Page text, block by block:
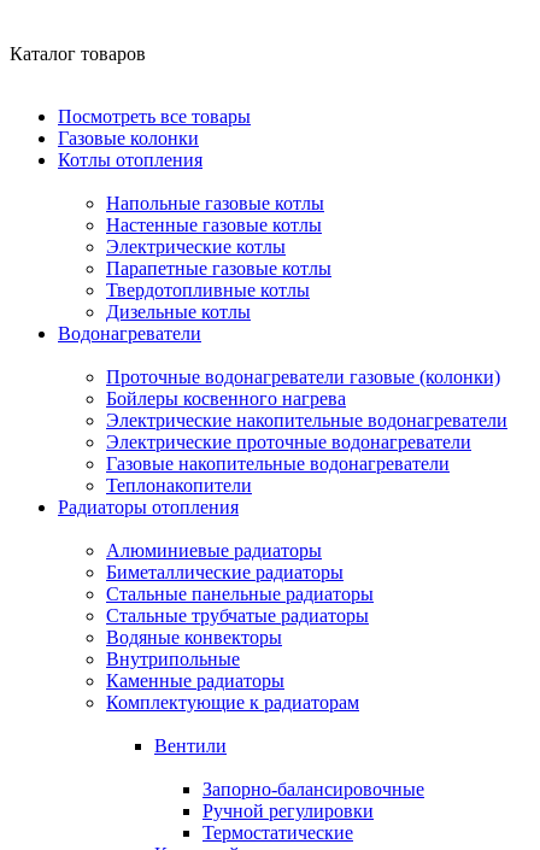
Каталог товаров
Посмотреть все товары
Газовые колонки
Котлы отопления
Напольные газовые котлы
Настенные газовые котлы
Электрические котлы
Парапетные газовые котлы
Твердотопливные котлы
Дизельные котлы
Водонагреватели
Проточные водонагреватели газовые (колонки)
Бойлеры косвенного нагрева
Электрические накопительные водонагреватели
Электрические проточные водонагреватели
Газовые накопительные водонагреватели
Теплонакопители
Радиаторы отопления
Алюминиевые радиаторы
Биметаллические радиаторы
Стальные панельные радиаторы
Стальные трубчатые радиаторы
Водяные конвекторы
Внутрипольные
Каменные радиаторы
Комплектующие к радиаторам
Вентили
Запорно-балансировочные
Ручной регулировки
Термостатические